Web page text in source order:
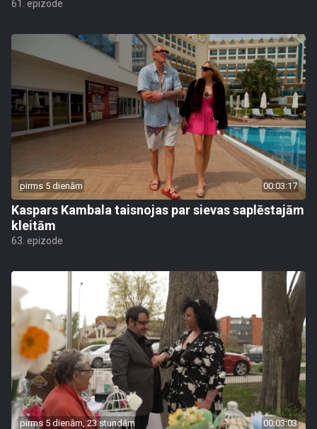
61. epizode
pirms 5 dienām 00:03:17
Kaspars Kambala taisnojas par sievas saplēstajām
kleitām
63. epizode
pirms 5 dienām, 23 stundām 00:03:03